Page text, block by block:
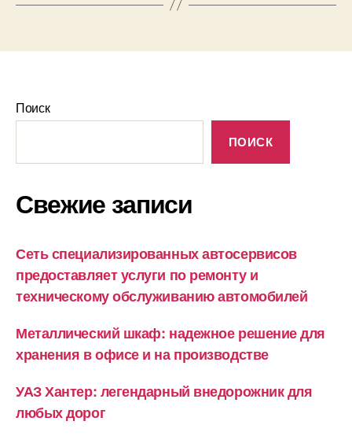
Поиск
ПОИСК
Свежие записи
Сеть специализированных автосервисов
предоставляет услуги по ремонту и
техническому обслуживанию автомобилей
Металлический шкаф: надежное решение для
хранения в офисе и на производстве
УАЗ Хантер: легендарный внедорожник для
любых дорог